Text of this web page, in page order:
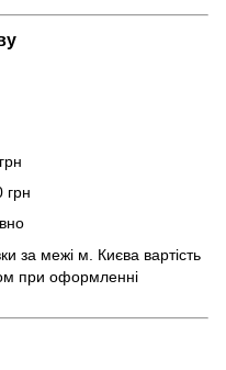
грн
за межі м. Києва вартість
при оформленні